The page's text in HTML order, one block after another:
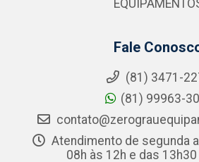
Fale
(81) 3471-
(81) 99963-
Atendimento de segunda
08h às 12h e das